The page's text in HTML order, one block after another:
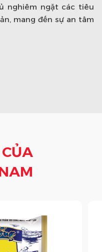
nghiêm ngặt các tiêu
mang đến sự an tâm